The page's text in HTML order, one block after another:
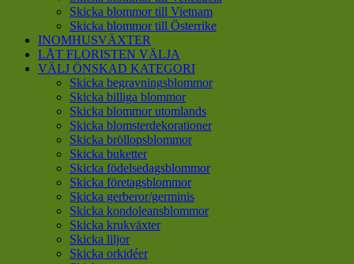
Skicka blommor till Vietnam
Skicka blommor till Österrike
INOMHUSVÄXTER
LÅT FLORISTEN VÄLJA
VÄLJ ÖNSKAD KATEGORI
Skicka begravningsblommor
Skicka billiga blommor
Skicka blommor utomlands
Skicka blomsterdekorationer
Skicka bröllopsblommor
Skicka buketter
Skicka födelsedagsblommor
Skicka företagsblommor
Skicka gerberor/germinis
Skicka kondoleansblommor
Skicka krukväxter
Skicka liljor
Skicka orkidéer